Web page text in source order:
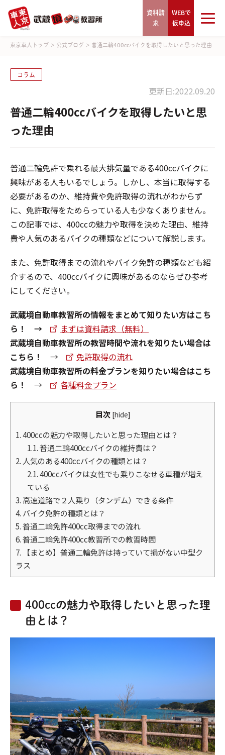
資料請
求
WEBで
仮申込
東京車人トップ > 公式ブログ > 普通二輪400ccバイクを取得したいと思った理由
コラム
更新日:2022.09.20
普通二輪400ccバイクを取得したいと思
った理由
普通二輪免許で乗れる最大排気量である400ccバイクに
興味がある人もいるでしょう。しかし、本当に取得する
必要があるのか、維持費や免許取得の流れがわからず
に、免許取得をためらっている人も少なくありません。
この記事では、400ccの魅力や取得を決めた理由、維持
費や人気のあるバイクの種類などについて解説します。
また、免許取得までの流れやバイク免許の種類なども紹
介するので、400ccバイクに興味があるのならぜひ参考
にしてください。
武蔵境自動車教習所の情報をまとめて知りたい方はこち
ら！ →
まずは資料請求（無料）
武蔵境自動車教習所の教習時間や流れを知りたい場合は
こちら！
→
免許取得の流れ
武蔵境自動車教習所の料金プランを知りたい場合はこち
ら！
→ 各種料金プラン
目次 [hide]
1.400ccの魅力や取得したいと思った理由とは？
1.1.普通二輪400ccバイクの維持費は？
2. 人気のある400ccバイクの種類とは？
2.1.400ccバイクは女性でも乗りこなせる車種が増え
ている
3. 高速道路で２人乗り（タンデム）できる条件
4. バイク免許の種類とは？
5.普通二輪免許400cc取得までの流れ
6.普通二輪免許400cc教習所での教習時間
7. 【まとめ】普通二輪免許は持っていて損がない中型ク
ラス
400ccの魅力や取得したいと思った理
由とは？